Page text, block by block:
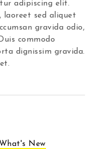
adipiscing elit.
laoreet sed aliquet
gravida odio,
commodo
dignissim gravida.
What's New